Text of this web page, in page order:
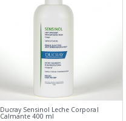
Ducray Sensinol Leche Corporal
Calmante 400 ml